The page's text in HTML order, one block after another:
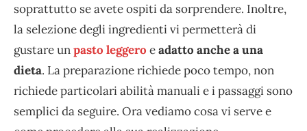
soprattutto se avete ospiti da sorprendere. Inoltre,
la selezione degli ingredienti vi permetterà di
gustare unpasto leggero eadatto anche a una
dieta. La preparazione richiede poco tempo, non
richiede particolari abilità manuali e i passaggi sono
semplici da seguire. Ora vediamo cosa vi serve e